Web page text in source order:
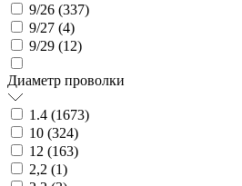
9/26 (337)
9/27 (4)
9/29 (12)
Диаметр проволки
1.4 (1673)
10 (324)
12 (163)
2,2 (1)